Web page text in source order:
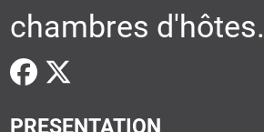
chambres d'hôtes.